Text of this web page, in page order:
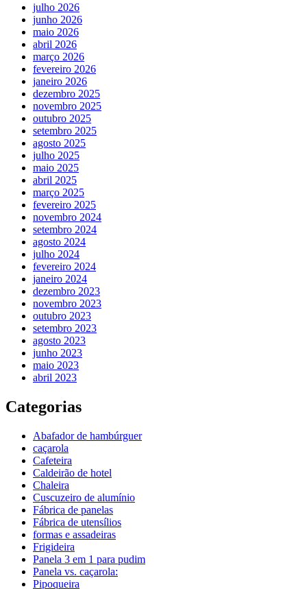
julho 2026
junho 2026
maio 2026
abril 2026
março 2026
fevereiro 2026
janeiro 2026
dezembro 2025
novembro 2025
outubro 2025
setembro 2025
agosto 2025
julho 2025
maio 2025
abril 2025
março 2025
fevereiro 2025
novembro 2024
setembro 2024
agosto 2024
julho 2024
fevereiro 2024
janeiro 2024
dezembro 2023
novembro 2023
outubro 2023
setembro 2023
agosto 2023
junho 2023
maio 2023
abril 2023
Categorias
Abafador de hambúrguer
caçarola
Cafeteira
Caldeirão de hotel
Chaleira
Cuscuzeiro de alumínio
Fábrica de panelas
Fábrica de utensílios
formas e assadeiras
Frigideira
Panela 3 em 1 para pudim
Panela vs. caçarola:
Pipoqueira